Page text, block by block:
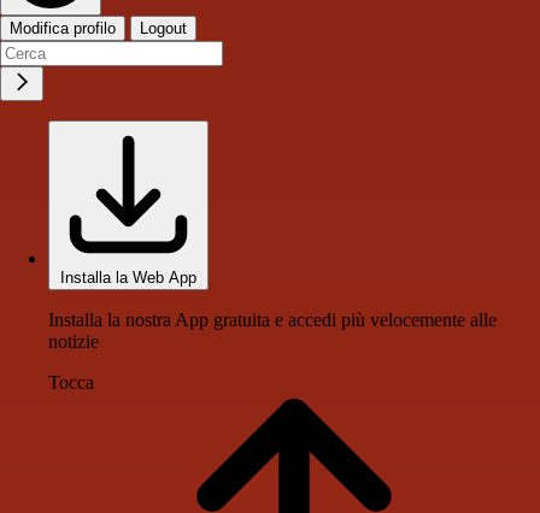
Modifica profilo Logout
Installa la Web App
Installa la nostra App gratuita e accedi più velocemente alle
notizie
Tocca